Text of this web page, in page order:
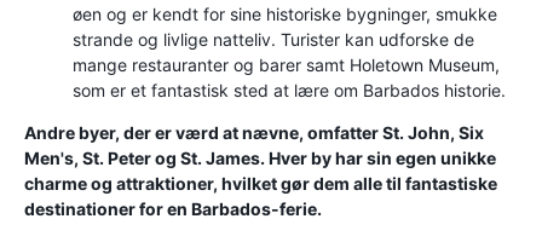
øen og er kendt for sine historiske bygninger, smukke
strande og livlige natteliv. Turister kan udforske de
mange restauranter og barer samt Holetown Museum,
som er et fantastisk sted at lære om Barbados historie.
Andre byer, der er værd at nævne, omfatter St. John, Six
Men's, St. Peter og St. James. Hver by har sin egen unikke
charme og attraktioner, hvilket gør dem alle til fantastiske
destinationer for en Barbados-ferie.